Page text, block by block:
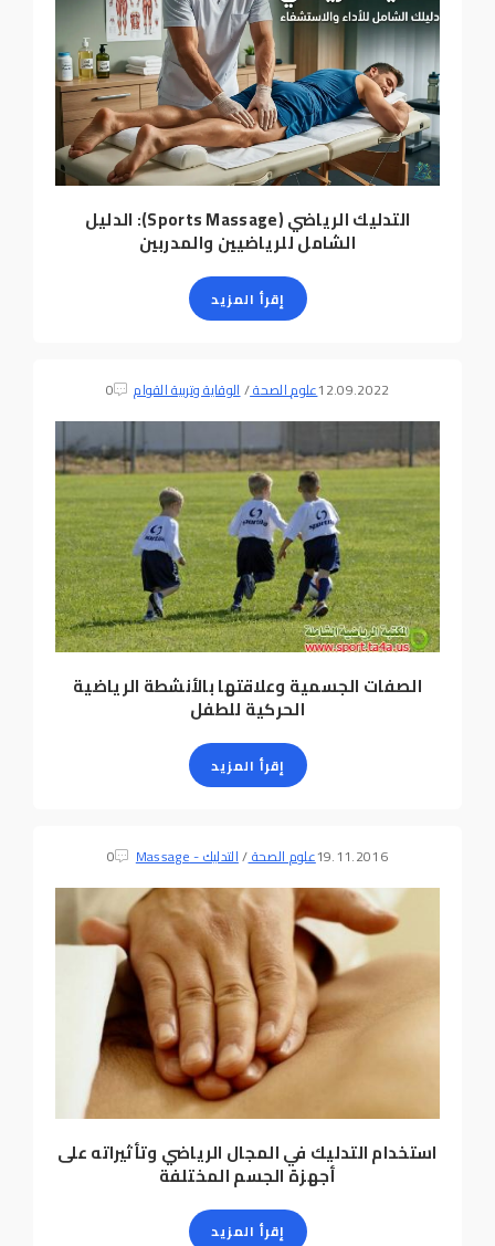
التدليك الرياضي (Sports Massage): الدليل
الشامل للرياضيين والمدربين
إقرأ المزيد
12.09.2022علوم الصحة/الوقاية وتربية القوام 0
الصفات الجسمية وعلاقتها بالأنشطة الرياضية
الحركية للطفل
إقرأ المزيد
19.11.2016علوم الصحة/التدليك - Massage 0
استخدام التدليك في المجال الرياضي وتأثيراته على
أجهزة الجسم المختلفة
إقرأ المزيد